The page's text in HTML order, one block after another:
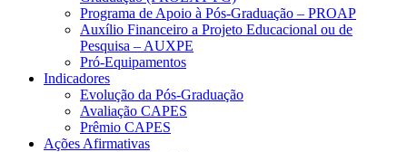
Programa de Apoio à Pós-Graduação – PROAP
Auxílio Financeiro a Projeto Educacional ou de
Pesquisa – AUXPE
Pró-Equipamentos
Indicadores
Evolução da Pós-Graduação
Avaliação CAPES
Prêmio CAPES
Ações Afirmativas